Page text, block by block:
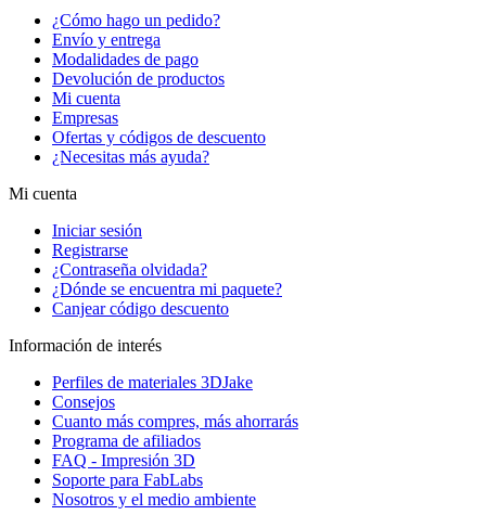
¿Cómo hago un pedido?
Envío y entrega
Modalidades de pago
Devolución de productos
Mi cuenta
Empresas
Ofertas y códigos de descuento
¿Necesitas más ayuda?
Mi cuenta
Iniciar sesión
Registrarse
¿Contraseña olvidada?
¿Dónde se encuentra mi paquete?
Canjear código descuento
Información de interés
Perfiles de materiales 3DJake
Consejos
Cuanto más compres, más ahorrarás
Programa de afiliados
FAQ - Impresión 3D
Soporte para FabLabs
Nosotros y el medio ambiente